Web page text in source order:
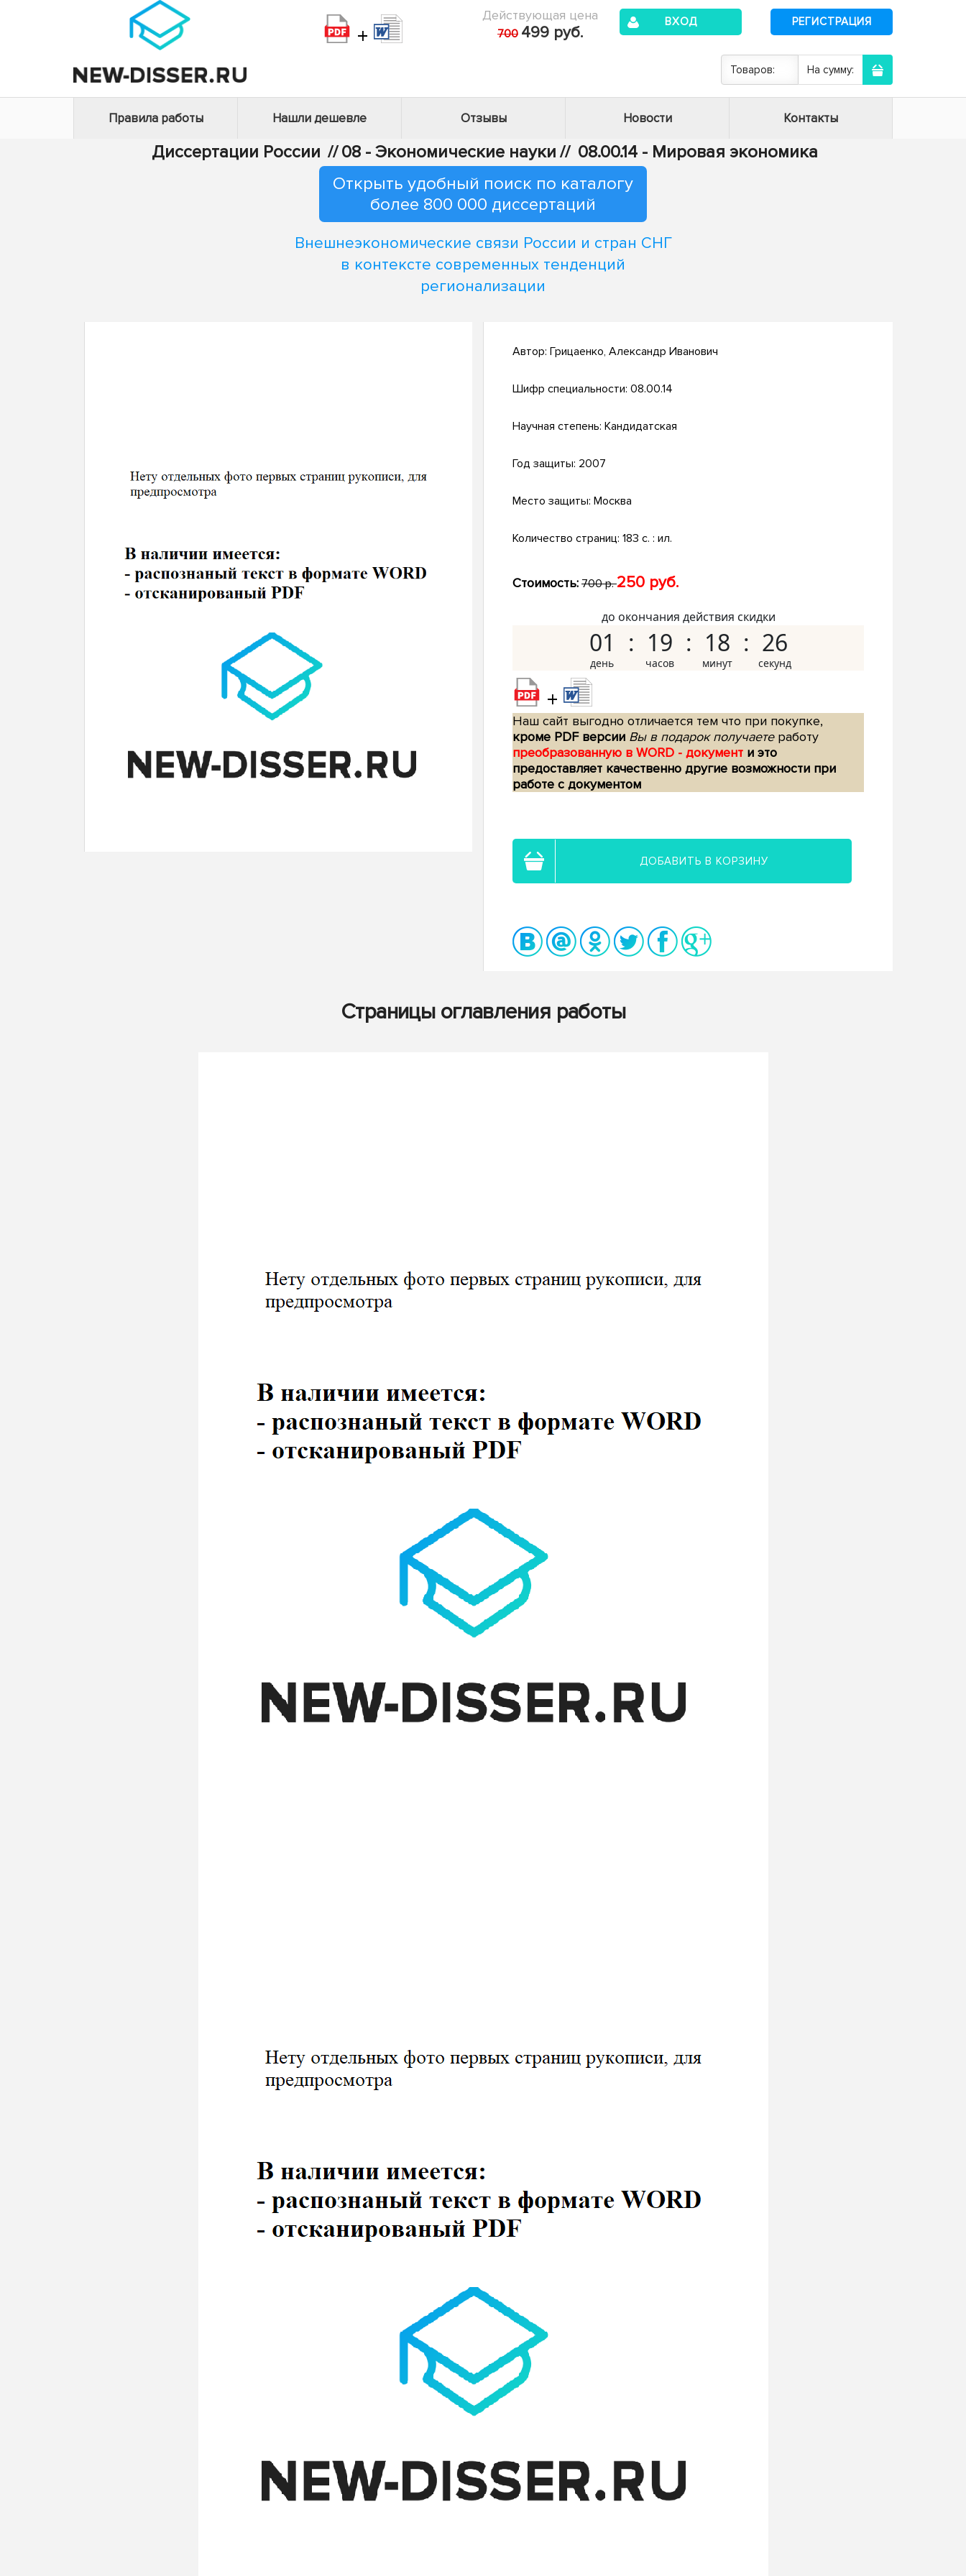
+
Действующая цена
700 499 руб.
ВХОД РЕГИСТРАЦИЯ
Товаров: На сумму:
Правила работы Нашли дешевле Отзывы Новости Контакты
Диссертации России // 08 - Экономические науки // 08.00.14 - Мировая экономика
Открыть удобный поиск по каталогу
более 800 000 диссертаций
Внешнеэкономические связи России и стран СНГ
в контексте современных тенденций
регионализации
Автор: Грицаенко, Александр Иванович
Шифр специальности: 08.00.14
Научная степень: Кандидатская
Год защиты: 2007
Место защиты: Москва
Количество страниц: 183 с. : ил.
Стоимость: 700 р.250 руб.
до окончания действия скидки
01 19 18 25
+
Наш сайт выгодно отличается тем что при покупке,
кроме PDF версии Вы в подарок получаетеработу
преобразованную в WORD - документ и это
предоставляет качественно другие возможности при
работе с документом
ДОБАВИТЬ В КОРЗИНУ
Страницы оглавления работы